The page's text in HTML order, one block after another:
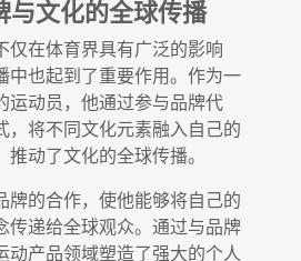
与文化的全球传播
仅在体育界具有广泛的影响
中也起到了重要作用。作为一
运动员，他通过参与品牌代
，将不同文化元素融入自己的
动了文化的全球传播。
牌的合作，使他能够将自己的
传递给全球观众。通过与品牌
动产品领域塑造了强大的个人